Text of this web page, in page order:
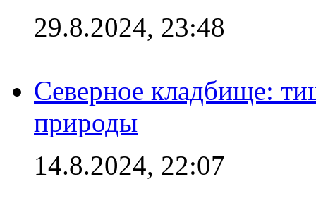
29.8.2024, 23:48
Северное кладбище:
природы
14.8.2024, 22:07